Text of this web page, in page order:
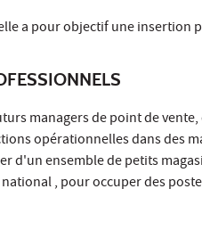
a pour objectif une insertion
managers de point de
opérationnelles dans des
d'un ensemble de petits
, pour occuper des